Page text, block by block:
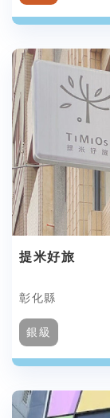
提米好旅
彰化縣
銀級